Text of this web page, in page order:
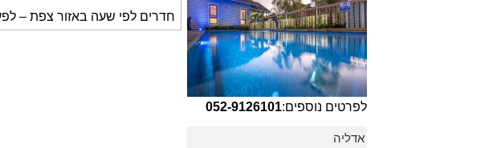
לפרטים נוספים:052-9126101
אדליה
חדרים לפי שעה באזור צפת –